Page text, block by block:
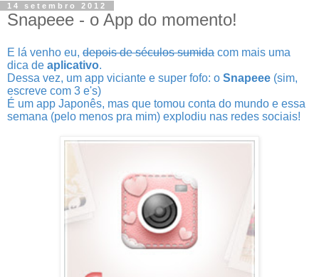
14 setembro 2012
Snapeee - o App do momento!
E lá venho eu, depois de séculos sumida com mais uma
dica de aplicativo.
Dessa vez, um app viciante e super fofo: o Snapeee (sim,
escreve com 3 e's)
É um app Japonês, mas que tomou conta do mundo e essa
semana (pelo menos pra mim) explodiu nas redes sociais!